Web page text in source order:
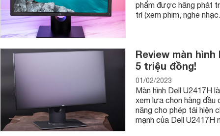
phẩm được hãng phát
trí (xem phim, nghe
Review màn
5 triệu đồng!
01/02/2023
Màn hình Dell U2417H
xem lựa chọn hàng đầu
năng cho phép tái hiện
mạnh của Dell U2417H